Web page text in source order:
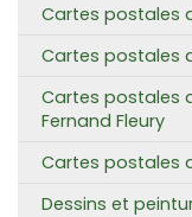
Cartes postales
Cartes postales
Cartes postales
Fernand Fleury
Cartes postales
Dessins et